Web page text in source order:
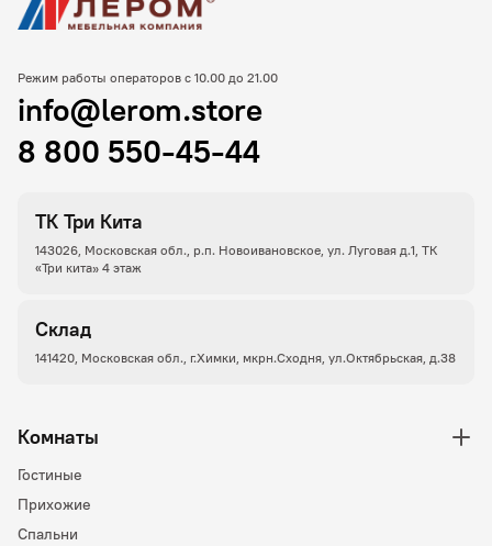
ТК Три Кита
143026, Московская обл., р.п. Новоивановское, ул. Луговая д.1, ТК
«Три кита» 4 этаж
Склад
141420, Московская обл., г.Химки, мкрн.Сходня, ул.Октябрьская, д.38
Режим работы операторов с 10.00 до 21.00
info@lerom.store
8 800 550-45-44
Комнаты
Гостиные
Прихожие
Спальни